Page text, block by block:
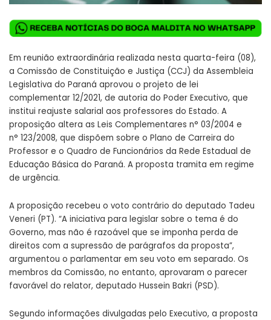
Em reunião extraordinária realizada nesta quarta-feira (08),
a Comissão de Constituição e Justiça (CCJ) da Assembleia
Legislativa do Paraná aprovou o projeto de lei
complementar 12/2021, de autoria do Poder Executivo, que
institui reajuste salarial aos professores do Estado. A
proposição altera as Leis Complementares n° 03/2004 e
n° 123/2008, que dispõem sobre o Plano de Carreira do
Professor e o Quadro de Funcionários da Rede Estadual de
Educação Básica do Paraná. A proposta tramita em regime
de urgência.
A proposição recebeu o voto contrário do deputado Tadeu
Veneri (PT). “A iniciativa para legislar sobre o tema é do
Governo, mas não é razoável que se imponha perda de
direitos com a supressão de parágrafos da proposta”,
argumentou o parlamentar em seu voto em separado. Os
membros da Comissão, no entanto, aprovaram o parecer
favorável do relator, deputado Hussein Bakri (PSD).
Segundo informações divulgadas pelo Executivo, a proposta